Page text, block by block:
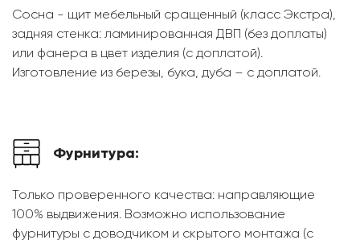
Сосна - щит мебельный сращенный (класс Экстра),
задняя стенка: ламинированная ДВП (без доплаты)
или фанера в цвет изделия (с доплатой).
Изготовление из березы, бука, дуба – с доплатой.
Фурнитура:
Только проверенного качества: направляющие
100% выдвижения. Возможно использование
фурнитуры с доводчиком и скрытого монтажа (с